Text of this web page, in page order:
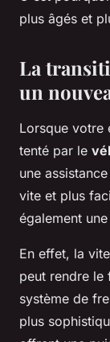
plus âgés et
La
un
Lorsque votre
tenté par le
une
vite et plus
également
En effet, la
peut rendre le
système de
plus